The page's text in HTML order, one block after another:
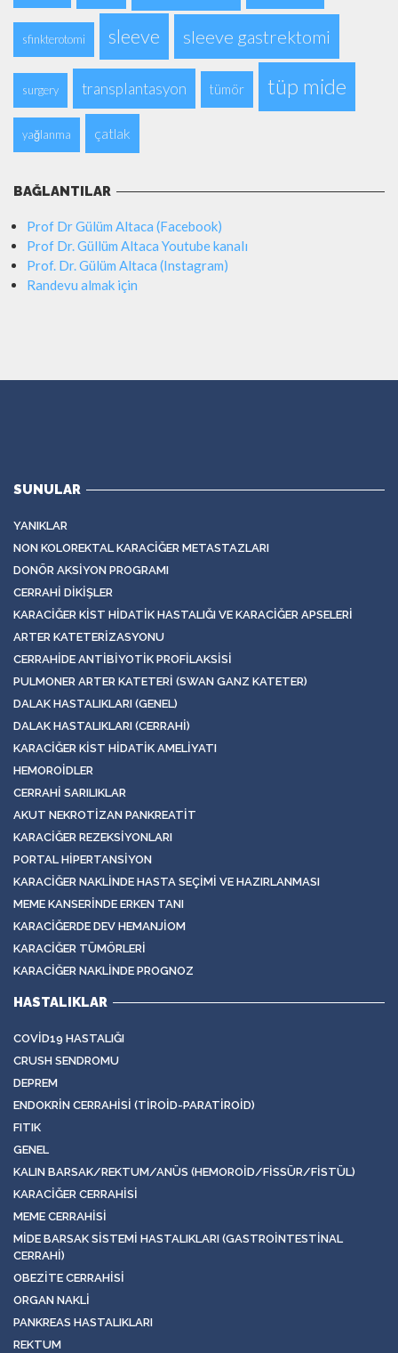
sfinkterotomi sleeve sleeve gastrektomi
surgery transplantasyon tümör tüp mide
yağlanma çatlak
BAĞLANTILAR
Prof Dr Gülüm Altaca (Facebook)
Prof Dr. Güllüm Altaca Youtube kanalı
Prof. Dr. Gülüm Altaca (Instagram)
Randevu almak için
SUNULAR
YANIKLAR
NON KOLOREKTAL KARACIĞER METASTAZLARI
DONÖR AKSIYON PROGRAMI
CERRAHI DIKIŞLER
KARACIĞER KIST HIDATIK HASTALIĞI VE KARACIĞER APSELERI
ARTER KATETERIZASYONU
CERRAHIDE ANTIBIYOTIK PROFILAKSISI
PULMONER ARTER KATETERI (SWAN GANZ KATETER)
DALAK HASTALIKLARI (GENEL)
DALAK HASTALIKLARI (CERRAHI)
KARACIĞER KIST HIDATIK AMELIYATI
HEMOROIDLER
CERRAHI SARILIKLAR
AKUT NEKROTIZAN PANKREATIT
KARACIĞER REZEKSIYONLARI
PORTAL HIPERTANSIYON
KARACIĞER NAKLINDE HASTA SEÇIMI VE HAZIRLANMASI
MEME KANSERINDE ERKEN TANI
KARACIĞERDE DEV HEMANJIOM
KARACIĞER TÜMÖRLERI
KARACIĞER NAKLINDE PROGNOZ
HASTALIKLAR
COVID19 HASTALIĞI
CRUSH SENDROMU
DEPREM
ENDOKRIN CERRAHISI (TIROID-PARATIROID)
FITIK
GENEL
KALIN BARSAK/REKTUM/ANÜS (HEMOROID/FISSÜR/FISTÜL)
KARACIĞER CERRAHISI
MEME CERRAHISI
MIDE BARSAK SISTEMI HASTALIKLARI (GASTROINTESTINAL
CERRAHI)
OBEZITE CERRAHISI
ORGAN NAKLI
PANKREAS HASTALIKLARI
REKTUM